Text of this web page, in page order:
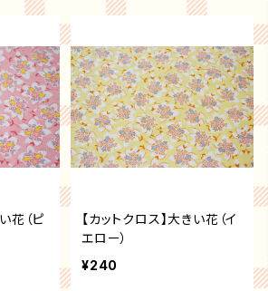
花（ピ
【カットクロス】大きい花（イ
エロー）
¥240